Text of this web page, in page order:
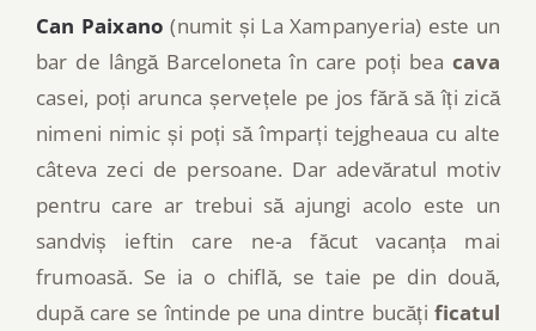
Can Paixano (numit și La Xampanyeria) este un
bar de lângă Barceloneta în care poți beacava
casei, poți arunca șervețele pe jos fără să îți zică
nimeni nimic și poți să împarți tejgheaua cu alte
câteva zeci de persoane. Dar adevăratul motiv
pentru care ar trebui să ajungi acolo este un
sandviș ieftin care ne-a făcut vacanța mai
frumoasă. Se ia o chiflă, se taie pe din două,
după care se întinde pe una dintre bucăți ficatul